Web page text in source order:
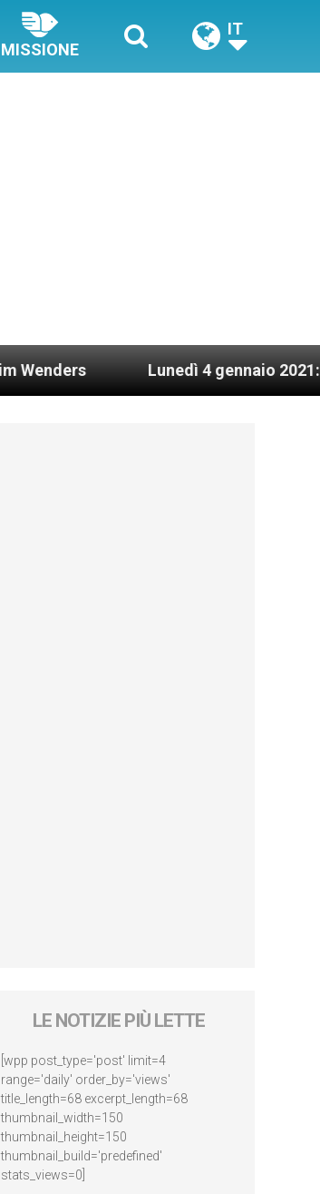
MISSIONE
IT
Lunedì 4 gennaio 2021: Possesso
LE NOTIZIE PIÙ LETTE
[wpp post_type='post' limit=4
range='daily' order_by='views'
title_length=68 excerpt_length=68
thumbnail_width=150
thumbnail_height=150
thumbnail_build='predefined'
stats_views=0]